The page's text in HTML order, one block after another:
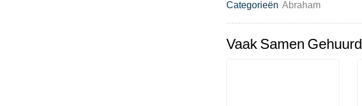
Categorieën Abraham
Vaak Samen Gehuurd